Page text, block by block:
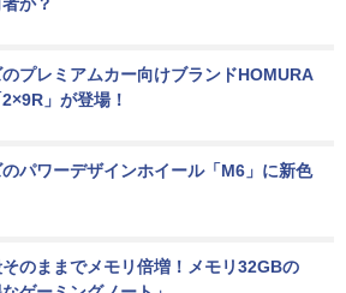
か？
のプレミアムカー向けブランドHOMURA
」が登場！
のパワーデザインホイール「M6」に新色
のままでメモリ倍増！メモリ32GBの